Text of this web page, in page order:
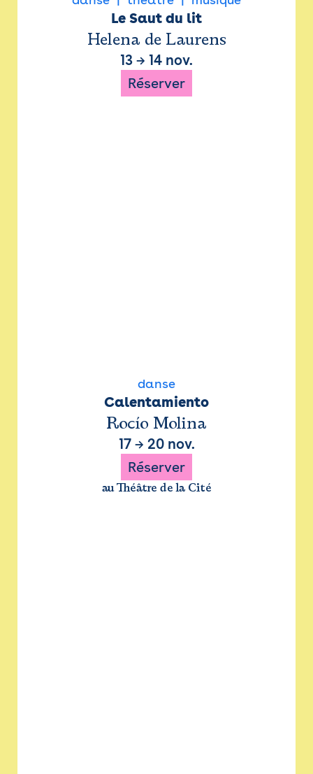
Le Saut du lit
Helena de Laurens
13 → 14 nov.
Réserver
danse
Calentamiento
Rocío Molina
17→ 20 nov.
Réserver
au Théâtre de la Cité